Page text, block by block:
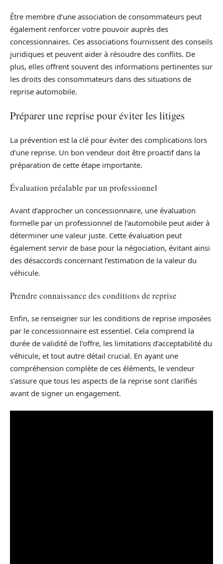
Être membre d’une association de consommateurs peut
également renforcer votre pouvoir auprès des
concessionnaires. Ces associations fournissent des conseils
juridiques et peuvent aider à résoudre des conflits. De
plus, elles offrent souvent des informations pertinentes sur
les droits des consommateurs dans des situations de
reprise automobile.
Préparer une reprise pour éviter les litiges
La prévention est la clé pour éviter des complications lors
d’une reprise. Un bon vendeur doit être proactif dans la
préparation de cette étape importante.
Évaluation préalable par un professionnel
Avant d’approcher un concessionnaire, une évaluation
formelle par un professionnel de l’automobile peut aider à
déterminer une valeur juste. Cette évaluation peut
également servir de base pour la négociation, évitant ainsi
des désaccords concernant l’estimation de la valeur du
véhicule.
Prendre connaissance des conditions de reprise
Enfin, se renseigner sur les conditions de reprise imposées
par le concessionnaire est essentiel. Cela comprend la
durée de validité de l’offre, les limitations d’acceptabilité du
véhicule, et tout autre détail crucial. En ayant une
compréhension complète de ces éléments, le vendeur
s’assure que tous les aspects de la reprise sont clarifiés
avant de signer un engagement.